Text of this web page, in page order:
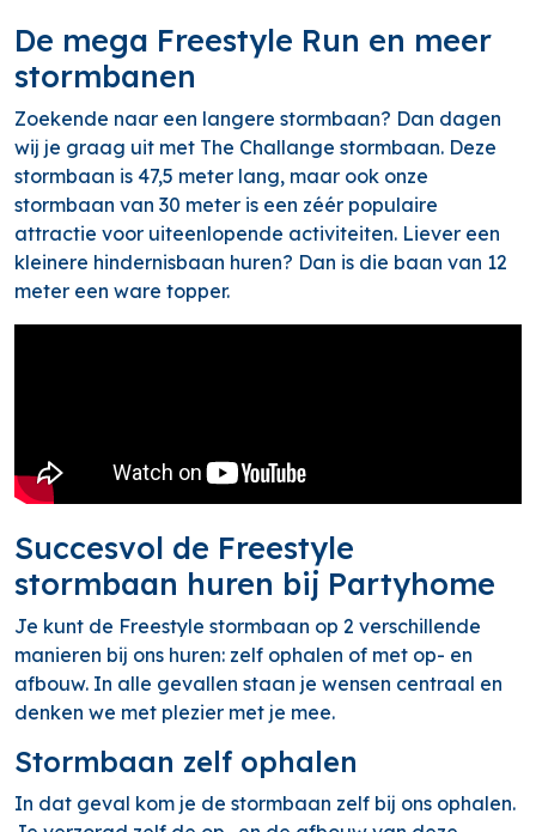
De mega Freestyle Run en meer
stormbanen
Zoekende naar een langere stormbaan? Dan dagen
wij je graag uit met The Challange stormbaan. Deze
stormbaan is 47,5 meter lang, maar ook onze
stormbaan van 30 meter is een zéér populaire
attractie voor uiteenlopende activiteiten. Liever een
kleinere hindernisbaan huren? Dan is die baan van 12
meter een ware topper.
Succesvol de Freestyle
stormbaan huren bij Partyhome
Je kunt de Freestyle stormbaan op 2 verschillende
manieren bij ons huren: zelf ophalen of met op- en
afbouw. In alle gevallen staan je wensen centraal en
denken we met plezier met je mee.
Stormbaan zelf ophalen
In dat geval kom je de stormbaan zelf bij ons ophalen.